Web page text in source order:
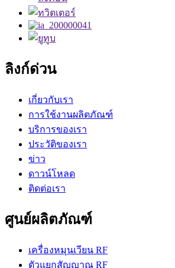
ลิงก์ด่วน
เกี่ยวกับเรา
การใช้งานผลิตภัณฑ์
บริการของเรา
ประวัติของเรา
ข่าว
ดาวน์โหลด
ติดต่อเรา
ศูนย์ผลิตภัณฑ์
เครื่องหมุนเวียน RF
ตัวแยกสัญญาณ RF